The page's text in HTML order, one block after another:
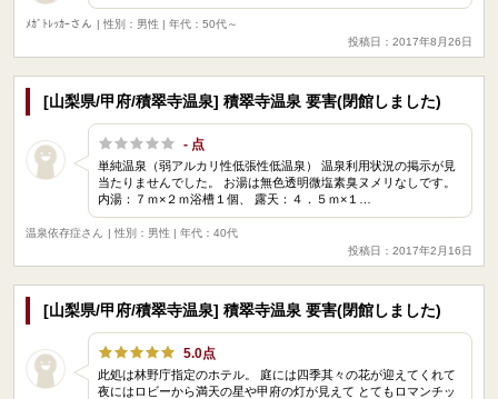
ﾒｶﾞﾄﾚｯｶｰさん | 性別：男性 | 年代：50代～
投稿日：2017年8月26日
[山梨県/甲府/積翠寺温泉] 積翠寺温泉 要害(閉館しました)
- 点
単純温泉（弱アルカリ性低張性低温泉） 温泉利用状況の掲示が見
当たりませんでした。 お湯は無色透明微塩素臭ヌメリなしです。
内湯：７ｍ×２ｍ浴槽１個、 露天：４．５ｍ×１…
温泉依存症さん
| 性別：男性 | 年代：40代
投稿日：2017年2月16日
[山梨県/甲府/積翠寺温泉] 積翠寺温泉 要害(閉館しました)
5.0点
此処は林野庁指定のホテル。 庭には四季其々の花が迎えてくれて
夜にはロビーから満天の星や甲府の灯が見えて とてもロマンチッ